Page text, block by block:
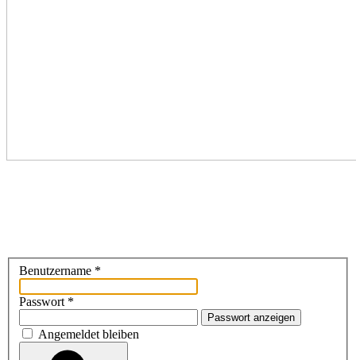
Benutzername *
Passwort *
Passwort anzeigen
Angemeldet bleiben